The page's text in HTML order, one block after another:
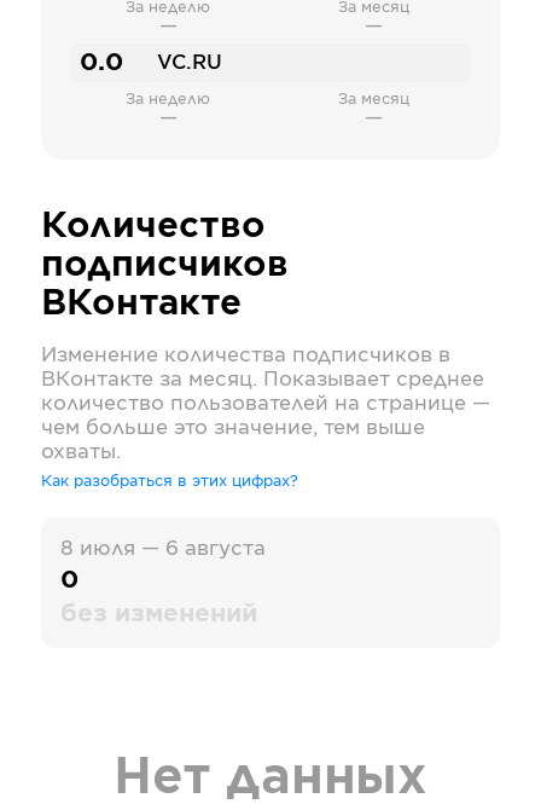
За неделю
—
За месяц
—
0.0 VC.RU
За неделю
—
За месяц
—
Количество
подписчиков
ВКонтакте
Изменение количества подписчиков в
ВКонтакте за месяц. Показывает среднее
количество пользователей на странице —
чем больше это значение, тем выше
охваты.
Как разобраться в этих цифрах?
8 июля — 6 августа
0
без изменений
Нет данных